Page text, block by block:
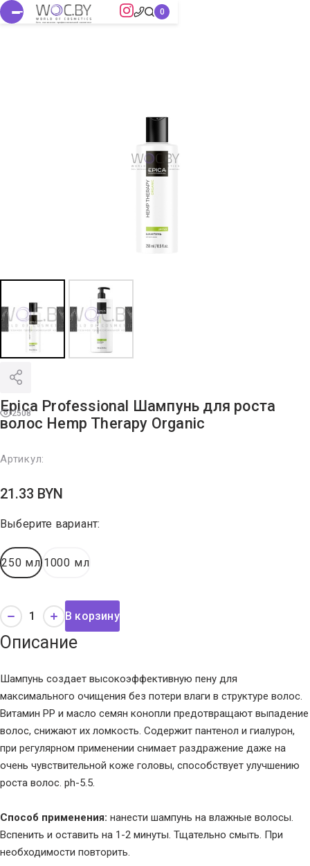
2508
Epica Professional Шампунь для роста
волос Hemp Therapy Organic
Артикул:
21.33 BYN
Выберите вариант:
250 мл 1000 мл
В корзину
Описание
Шампунь создает высокоэффективную пену для
максимального очищения без потери влаги в структуре волос.
Витамин PP и масло семян конопли предотвращают выпадение
волос, снижают их ломкость. Содержит пантенол и гиалурон,
при регулярном применении снимает раздражение даже на
очень чувствительной коже головы, способствует улучшению
роста волос. ph-5.5.
Способ применения: нанести шампунь на влажные волосы.
Вспенить и оставить на 1-2 минуты. Тщательно смыть. При
необходимости повторить.